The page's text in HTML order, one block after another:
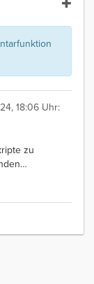
18:06 Uhr:
zu
…